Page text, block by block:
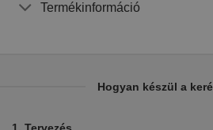
Termékinformáció
Hogyan készül a
1. Tervezés